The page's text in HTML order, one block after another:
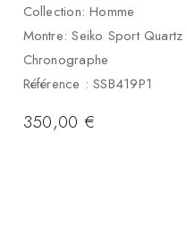
Collection: Homme
Montre: Seiko Sport Quartz
Chronographe
Référence : SSB419P1
350,00€